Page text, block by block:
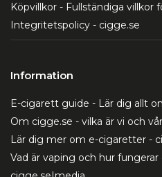
Köpvillkor - Fullständiga villkor
Integritetspolicy - cigge.se
Information
E-cigarett guide - Lär dig allt
Om cigge.se - vilka är vi och
Lär dig mer om e-cigaretter -
Vad är vaping och hur fungerar